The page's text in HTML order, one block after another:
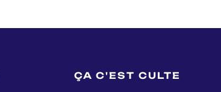
ÇA C'EST CULTE